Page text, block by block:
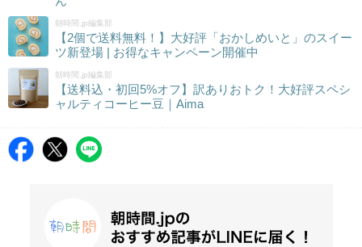
朝時間.jp編集部
【2個で送料無料！】大好評「おかしめいと」のスイー
ツ新登場 | お得なキャンペーン開催中
朝時間.jp編集部
【送料込・初回5%オフ】訳ありおトク！大好評スペシ
ャルティコーヒー豆｜Aima